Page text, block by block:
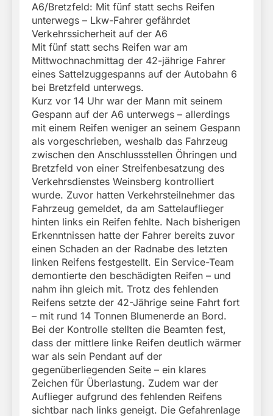
A6/Bretzfeld: Mit fünf statt sechs Reifen
unterwegs – Lkw-Fahrer gefährdet
Verkehrssicherheit auf der A6
Mit fünf statt sechs Reifen war am
Mittwochnachmittag der 42-jährige Fahrer
eines Sattelzuggespanns auf der Autobahn 6
bei Bretzfeld unterwegs.
Kurz vor 14 Uhr war der Mann mit seinem
Gespann auf der A6 unterwegs – allerdings
mit einem Reifen weniger an seinem Gespann
als vorgeschrieben, weshalb das Fahrzeug
zwischen den Anschlussstellen Öhringen und
Bretzfeld von einer Streifenbesatzung des
Verkehrsdienstes Weinsberg kontrolliert
wurde. Zuvor hatten Verkehrsteilnehmer das
Fahrzeug gemeldet, da am Sattelauflieger
hinten links ein Reifen fehlte. Nach bisherigen
Erkenntnissen hatte der Fahrer bereits zuvor
einen Schaden an der Radnabe des letzten
linken Reifens festgestellt. Ein Service-Team
demontierte den beschädigten Reifen – und
nahm ihn gleich mit. Trotz des fehlenden
Reifens setzte der 42-Jährige seine Fahrt fort
– mit rund 14 Tonnen Blumenerde an Bord.
Bei der Kontrolle stellten die Beamten fest,
dass der mittlere linke Reifen deutlich wärmer
war als sein Pendant auf der
gegenüberliegenden Seite – ein klares
Zeichen für Überlastung. Zudem war der
Auflieger aufgrund des fehlenden Reifens
sichtbar nach links geneigt. Die Gefahrenlage